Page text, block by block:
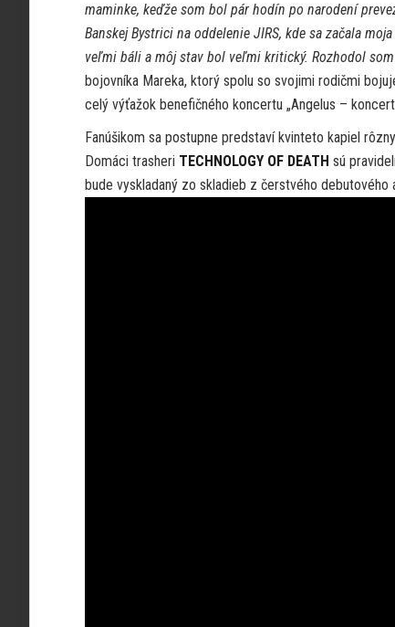
maminke, keďže som bol pár hodín po narodení
Banskej Bystrici na oddelenie JIRS, kde sa začala
veľmi báli a môj stav bol veľmi kritický. Rozhodol
bojovníka Mareka, ktorý spolu so svojimi rodičmi
celý výťažok benefičného koncertu „Angelus –
Fanúšikom sa postupne predstaví kvinteto kapiel
Domáci trasheri TECHNOLOGY OF DEATH sú
bude vyskladaný zo skladieb z čerstvého debutového